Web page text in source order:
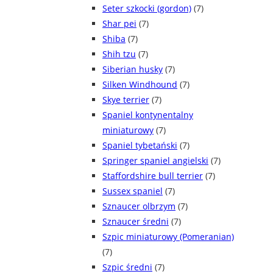
Seter szkocki (gordon) (7)
Shar pei (7)
Shiba (7)
Shih tzu (7)
Siberian husky (7)
Silken Windhound (7)
Skye terrier (7)
Spaniel kontynentalny
miniaturowy (7)
Spaniel tybetański (7)
Springer spaniel angielski (7)
Staffordshire bull terrier (7)
Sussex spaniel (7)
Sznaucer olbrzym (7)
Sznaucer średni (7)
Szpic miniaturowy (Pomeranian)
(7)
Szpic średni (7)